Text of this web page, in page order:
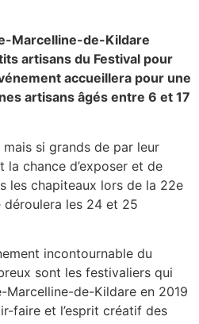
Marcelline-de-Kildare
artisans du Festival pour
accueillera pour une
artisans âgés entre 6 et 17
si grands de par leur
chance d’exposer et de
les chapiteaux lors de la 22e
les 24 et 25
incontournable du
sont les festivaliers qui
de-Kildare en 2019
faire et l’esprit créatif des